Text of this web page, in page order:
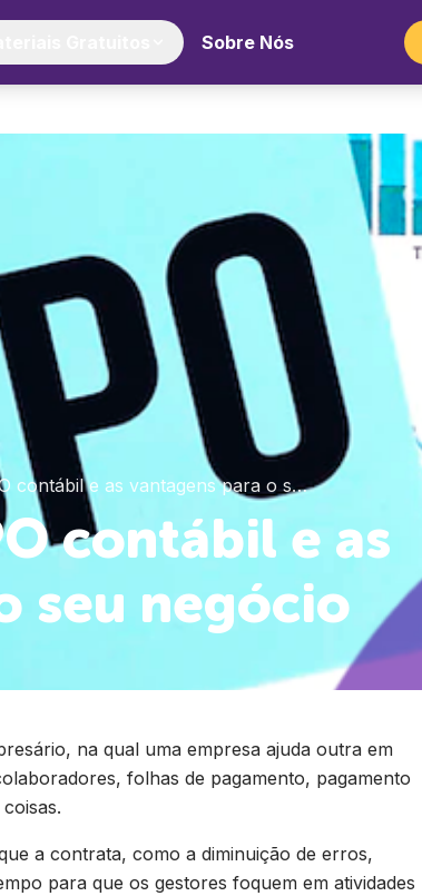
Sobre Nós
contábil e as vantagens para o s…
contábil e as
seu negócio
na qual uma empresa ajuda outra em
folhas de pagamento, pagamento
a contrata, como a diminuição de erros,
para que os gestores foquem em atividades